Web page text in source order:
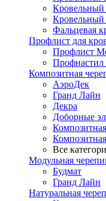
Кровельный
Фальцевая
Профлист для
Профлист
Профнастил
Композитная
АэроДек
Гранд Лайн
Декра
Доборные
Все
Модульная
Будмат
Гранд Лайн
Натуральная